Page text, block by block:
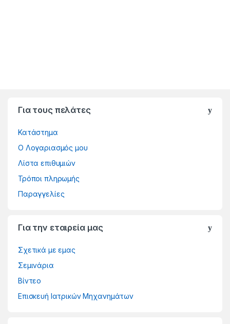
Για τους πελάτες
Κατάστημα
Ο Λογαριασμός μου
Λίστα επιθυμιών
Τρόποι πληρωμής
Παραγγελίες
Για την εταιρεία μας
Σχετικά με εμας
Σεμινάρια
Βίντεο
Επισκευή Ιατρικών Μηχανημάτων